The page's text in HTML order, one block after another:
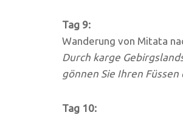
Tag 9:
Wanderung von Mitata
Durch karge
gönnen Sie Ihren
Tag 10: